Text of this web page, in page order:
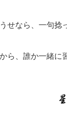
なら、一句捻
ら、誰か一緒に